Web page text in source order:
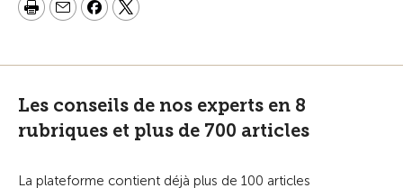
Les conseils de nos experts en 8
rubriques et plus de 700 articles
La plateforme contient déjà plus de 100 articles